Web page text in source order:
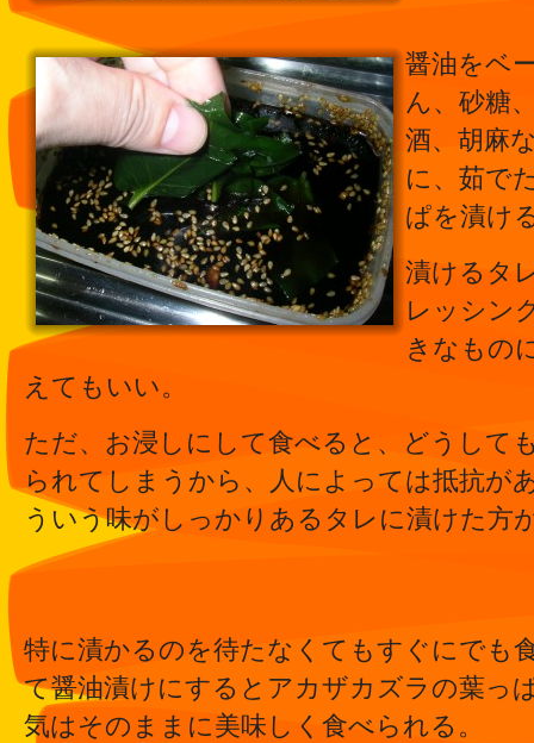
醤油をベ
ん、砂糖
酒、胡麻
に、茹で
ぱを漬け
漬けるタ
レッシン
きなもの
えてもいい。
ただ、お浸しにして食べると、どうして
られてしまうから、人によっては抵抗が
ういう味がしっかりあるタレに漬けた方
特に漬かるのを待たなくてもすぐにでも
て醤油漬けにするとアカザカズラの葉っ
気はそのままに美味しく食べられる。